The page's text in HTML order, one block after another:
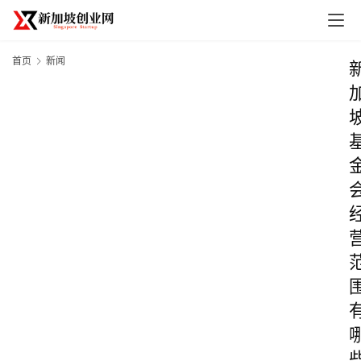
首页 新闻